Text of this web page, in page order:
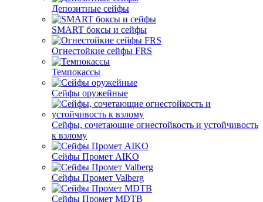
Депозитные сейфы
SMART боксы и сейфы
Огнестойкие сейфы FRS
Темпокассы
Сейфы оружейные
Сейфы, сочетающие огнестойкость и устойчивость
к взлому
Сейфы Промет AIKO
Сейфы Промет Valberg
Сейфы Промет MDTB